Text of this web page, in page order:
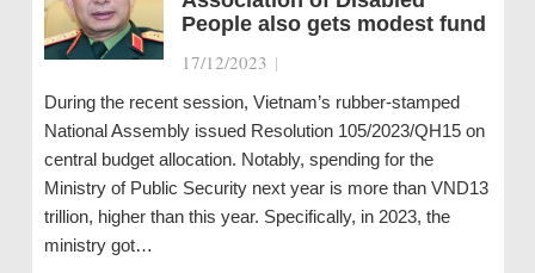
People also gets modest fund
17/12/2023 |
During the recent session, Vietnam’s rubber-stamped
National Assembly issued Resolution 105/2023/QH15 on
central budget allocation. Notably, spending for the
Ministry of Public Security next year is more than VND13
trillion, higher than this year. Specifically, in 2023, the
ministry got…